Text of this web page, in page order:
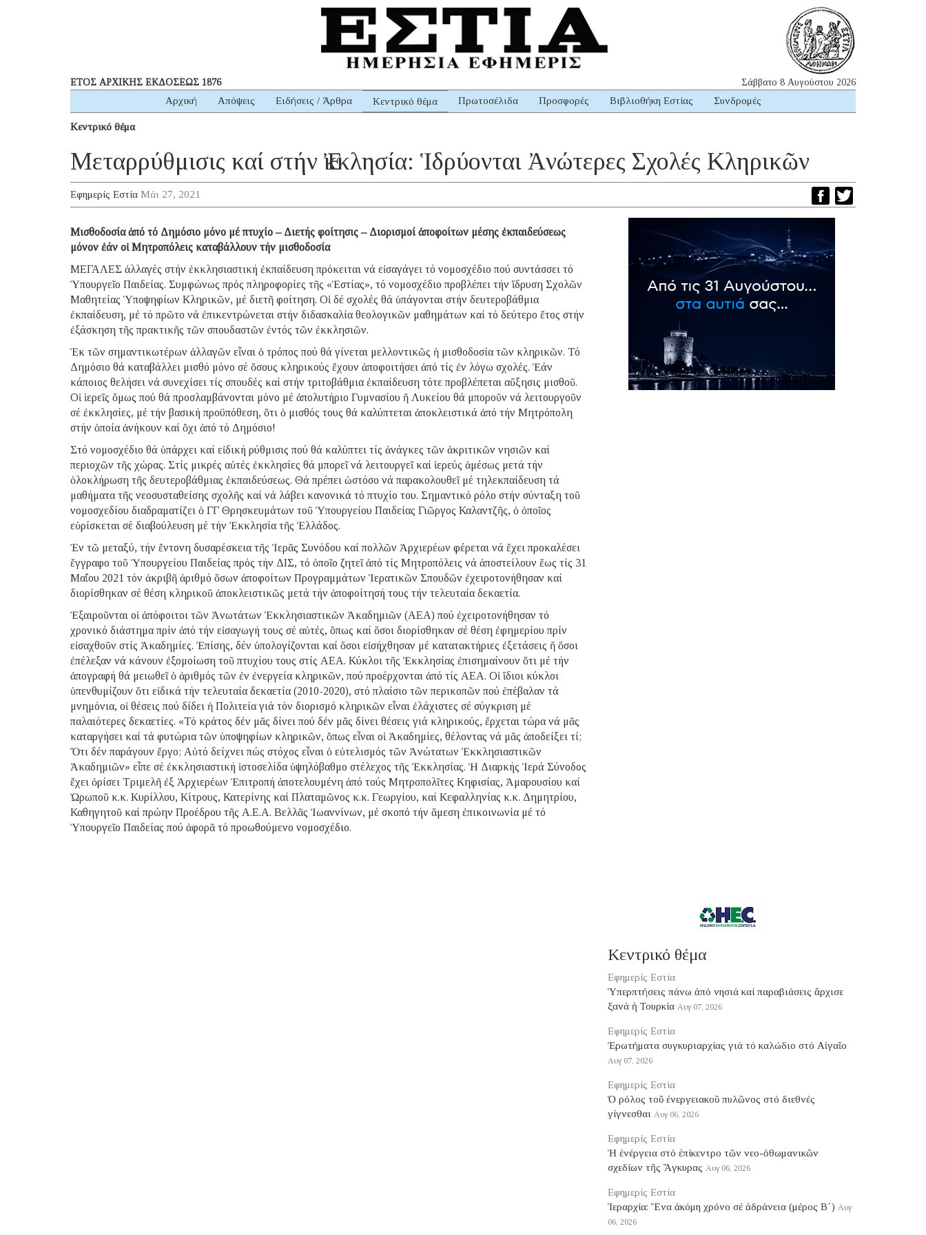
ΕΤΟΣ ΑΡΧΙΚΗΣ ΕΚΔΟΣΕΩΣ 1876 Σάββατο 8 Αυγούστου 2026
Αρχική Απόψεις Ειδήσεις / Άρθρα Κεντρικό θέμα Πρωτοσέλιδα Προσφορές Βιβλιοθήκη Εστίας Συνδρομές
Κεντρικό θέμα
Μεταρρύθμισις καί στήν Ἐκκλησία: Ἱδρύονται Ἀνώτερες Σχολές Κληρικῶν
Εφημερίς Εστία Μάι 27, 2021
Μισθοδοσία ἀπό τό Δημόσιο μόνο μέ πτυχίο – Διετής φοίτησις – Διορισμοί ἀποφοίτων μέσης ἐκπαιδεύσεως
μόνον ἐάν οἱ Μητροπόλεις καταβάλλουν τήν μισθοδοσία
ΜΕΓΑΛΕΣ ἀλλαγές στήν ἐκκλησιαστική ἐκπαίδευση πρόκειται νά εἰσαγάγει τό νομοσχέδιο πού συντάσσει τό
Ὑπουργεῖο Παιδείας. Συμφώνως πρός πληροφορίες τῆς «Ἑστίας», τό νομοσχέδιο προβλέπει τήν ἵδρυση Σχολῶν
Μαθητείας Ὑποψηφίων Κληρικῶν, μέ διετῆ φοίτηση. Οἱ δέ σχολές θά ὑπάγονται στήν δευτεροβάθμια
ἐκπαίδευση, μέ τό πρῶτο νά ἐπικεντρώνεται στήν διδασκαλία θεολογικῶν μαθημάτων καί τό δεύτερο ἔτος στήν
ἐξάσκηση τῆς πρακτικῆς τῶν σπουδαστῶν ἐντός τῶν ἐκκλησιῶν.
Ἐκ τῶν σημαντικωτέρων ἀλλαγῶν εἶναι ὁ τρόπος πού θά γίνεται μελλοντικῶς ἡ μισθοδοσία τῶν κληρικῶν. Τό
Δημόσιο θά καταβάλλει μισθό μόνο σέ ὅσους κληρικούς ἔχουν ἀποφοιτήσει ἀπό τίς ἐν λόγω σχολές. Ἐάν
κάποιος θελήσει νά συνεχίσει τίς σπουδές καί στήν τριτοβάθμια ἐκπαίδευση τότε προβλέπεται αὔξησις μισθοῦ.
Οἱ ἱερεῖς ὅμως πού θά προσλαμβάνονται μόνο μέ ἀπολυτήριο Γυμνασίου ἤ Λυκείου θά μποροῦν νά λειτουργοῦν
σέ ἐκκλησίες, μέ τήν βασική προϋπόθεση, ὅτι ὁ μισθός τους θά καλύπτεται ἀποκλειστικά ἀπό τήν Μητρόπολη
στήν ὁποία ἀνήκουν καί ὄχι ἀπό τό Δημόσιο!
Στό νομοσχέδιο θά ὑπάρχει καί εἰδική ρύθμισις πού θά καλύπτει τίς ἀνάγκες τῶν ἀκριτικῶν νησιῶν καί
περιοχῶν τῆς χώρας. Στίς μικρές αὐτές ἐκκλησίες θά μπορεῖ νά λειτουργεῖ καί ἱερεύς ἀμέσως μετά τήν
ὁλοκλήρωση τῆς δευτεροβάθμιας ἐκπαιδεύσεως. Θά πρέπει ὡστόσο νά παρακολουθεῖ μέ τηλεκπαίδευση τά
μαθήματα τῆς νεοσυσταθείσης σχολῆς καί νά λάβει κανονικά τό πτυχίο του. Σημαντικό ρόλο στήν σύνταξη τοῦ
νομοσχεδίου διαδραματίζει ὁ ΓΓ Θρησκευμάτων τοῦ Ὑπουργείου Παιδείας Γιῶργος Καλαντζῆς, ὁ ὁποῖος
εὑρίσκεται σέ διαβούλευση μέ τήν Ἐκκλησία τῆς Ἑλλάδος.
Ἐν τῶ μεταξύ, τήν ἔντονη δυσαρέσκεια τῆς Ἱερᾶς Συνόδου καί πολλῶν Ἀρχιερέων φέρεται νά ἔχει προκαλέσει
ἔγγραφο τοῦ Ὑπουργείου Παιδείας πρός τήν ΔΙΣ, τό ὁποῖο ζητεῖ ἀπό τίς Μητροπόλεις νά ἀποστείλουν ἕως τίς 31
Μαΐου 2021 τόν ἀκριβῆ ἀριθμό ὅσων ἀποφοίτων Προγραμμάτων Ἱερατικῶν Σπουδῶν ἐχειροτονήθησαν καί
διορίσθηκαν σέ θέση κληρικοῦ ἀποκλειστικῶς μετά τήν ἀποφοίτησή τους τήν τελευταία δεκαετία.
Ἐξαιροῦνται οἱ ἀπόφοιτοι τῶν Ἀνωτάτων Ἐκκλησιαστικῶν Ἀκαδημιῶν (ΑΕΑ) πού ἐχειροτονήθησαν τό
χρονικό διάστημα πρίν ἀπό τήν εἰσαγωγή τους σέ αὐτές, ὅπως καί ὅσοι διορίσθηκαν σέ θέση ἐφημερίου πρίν
εἰσαχθοῦν στίς Ἀκαδημίες. Ἐπίσης, δέν ὑπολογίζονται καί ὅσοι εἰσήχθησαν μέ κατατακτήριες ἐξετάσεις ἤ ὅσοι
ἐπέλεξαν νά κάνουν ἐξομοίωση τοῦ πτυχίου τους στίς ΑΕΑ. Κύκλοι τῆς Ἐκκλησίας ἐπισημαίνουν ὅτι μέ τήν
ἀπογραφή θά μειωθεῖ ὁ ἀριθμός τῶν ἐν ἐνεργεία κληρικῶν, πού προέρχονται ἀπό τίς ΑΕΑ. Οἱ ἴδιοι κύκλοι
ὑπενθυμίζουν ὅτι εἰδικά τήν τελευταία δεκαετία (2010-2020), στό πλαίσιο τῶν περικοπῶν πού ἐπέβαλαν τά
μνημόνια, οἱ θέσεις πού δίδει ἡ Πολιτεία γιά τόν διορισμό κληρικῶν εἶναι ἐλάχιστες σέ σύγκριση μέ
παλαιότερες δεκαετίες. «Τό κράτος δέν μᾶς δίνει πού δέν μᾶς δίνει θέσεις γιά κληρικούς, ἔρχεται τώρα νά μᾶς
καταργήσει καί τά φυτώρια τῶν ὑποψηφίων κληρικῶν, ὅπως εἶναι οἱ Ἀκαδημίες, θέλοντας νά μᾶς ἀποδείξει τί;
Ὅτι δέν παράγουν ἔργο; Αὐτό δείχνει πώς στόχος εἶναι ὁ εὐτελισμός τῶν Ἀνώτατων Ἐκκλησιαστικῶν
Ἀκαδημιῶν» εἶπε σέ ἐκκλησιαστική ἱστοσελίδα ὑψηλόβαθμο στέλεχος τῆς Ἐκκλησίας. Ἡ Διαρκής Ἱερά Σύνοδος
ἔχει ὁρίσει Τριμελῆ ἐξ Ἀρχιερέων Ἐπιτροπή ἀποτελουμένη ἀπό τούς Μητροπολῖτες Κηφισίας, Ἀμαρουσίου καί
Ὠρωποῦ κ.κ. Κυρίλλου, Κίτρους, Κατερίνης καί Πλαταμῶνος κ.κ. Γεωργίου, καί Κεφαλληνίας κ.κ. Δημητρίου,
Καθηγητοῦ καί πρώην Προέδρου τῆς Α.Ε.Α. Βελλᾶς Ἰωαννίνων, μέ σκοπό τήν ἄμεση ἐπικοινωνία μέ τό
Ὑπουργεῖο Παιδείας πού ἀφορᾶ τό προωθούμενο νομοσχέδιο.
Κεντρικό θέμα
Εφημερίς Εστία
Ὑπερπτήσεις πάνω ἀπό νησιά καί παραβιάσεις ἄρχισε
ξανά ἡ Τουρκία Αυγ 07, 2026
Εφημερίς Εστία
Ἐρωτήματα συγκυριαρχίας γιά τό καλώδιο στό Αἰγαῖο
Αυγ 07, 2026
Εφημερίς Εστία
Ὁ ρόλος τοῦ ἐνεργειακοῦ πυλῶνος στό διεθνές
γίγνεσθαι Αυγ 06, 2026
Εφημερίς Εστία
Ἡ ἐνέργεια στό ἐπίκεντρο τῶν νεο-ὀθωμανικῶν
σχεδίων τῆς Ἄγκυρας Αυγ 06, 2026
Εφημερίς Εστία
Ἱεραρχία: Ἕνα ἀκόμη χρόνο σέ ἀδράνεια (μέρος B΄) Αυγ
06, 2026